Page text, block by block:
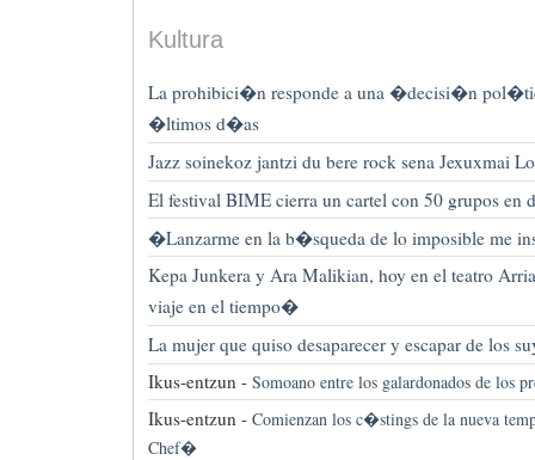
Kultura
La prohibici�n responde a una �decisi�n
�ltimos d�as
Jazz soinekoz jantzi du bere rock sena Jexuxmai
El festival BIME cierra un cartel con 50 grupos en
�Lanzarme en la b�squeda de lo imposible me
Kepa Junkera y Ara Malikian, hoy en el teatro
viaje en el tiempo�
La mujer que quiso desaparecer y escapar de los
Ikus-entzun - Somoano entre los galardonados de los
Ikus-entzun - Comienzan los c�stings de la nueva
Chef�